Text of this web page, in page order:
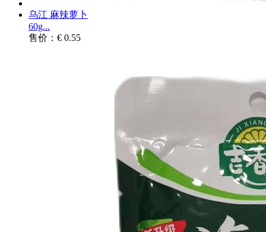
乌江 麻辣萝卜
60g...
售价：€ 0.55